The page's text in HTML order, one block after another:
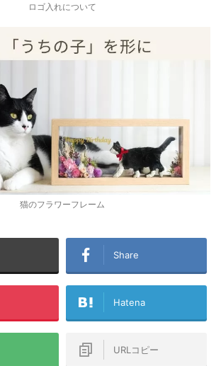
ロゴ入れについて
猫のフラワーフレーム
Share
Hatena
URLコピー